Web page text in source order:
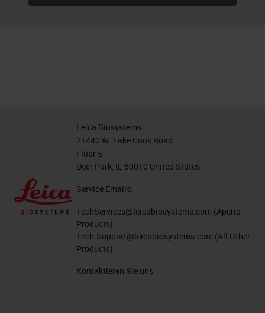
Leica Biosystems
21440 W. Lake Cook Road
Floor 5
Deer Park, IL 60010 United States
Service Emails:
TechServices@leicabiosystems.com (Aperio
Products)
Tech.Support@leicabiosystems.com (All Other
Products)
Kontaktieren Sie uns